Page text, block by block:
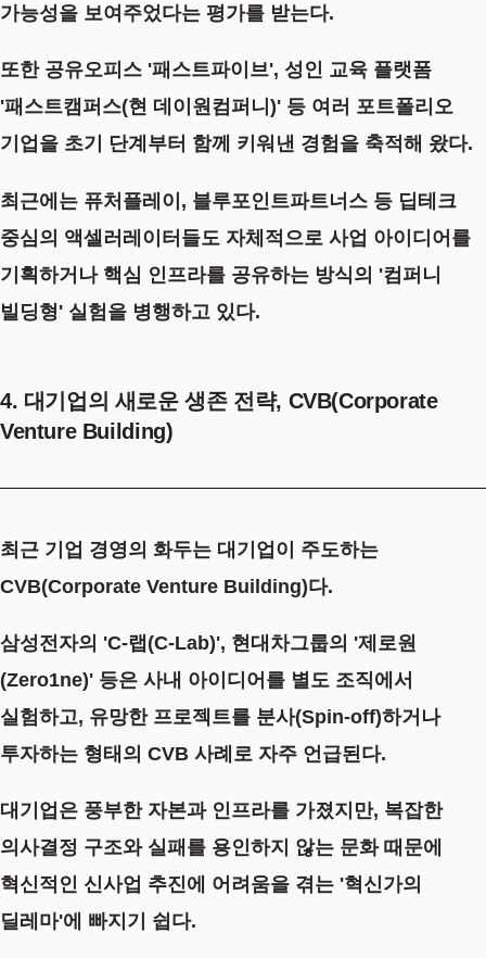
가능성을 보여주었다는 평가를 받는다.
또한 공유오피스 '패스트파이브', 성인 교육 플랫폼
'패스트캠퍼스(현 데이원컴퍼니)' 등 여러 포트폴리오
기업을 초기 단계부터 함께 키워낸 경험을 축적해 왔다.
최근에는 퓨처플레이, 블루포인트파트너스 등 딥테크
중심의 액셀러레이터들도 자체적으로 사업 아이디어를
기획하거나 핵심 인프라를 공유하는 방식의 '컴퍼니
빌딩형' 실험을 병행하고 있다.
4. 대기업의 새로운 생존 전략, CVB(Corporate
Venture Building)
최근 기업 경영의 화두는 대기업이 주도하는
CVB(Corporate Venture Building)다.
삼성전자의 'C-랩(C-Lab)', 현대차그룹의 '제로원
(Zero1ne)' 등은 사내 아이디어를 별도 조직에서
실험하고, 유망한 프로젝트를 분사(Spin-off)하거나
투자하는 형태의 CVB 사례로 자주 언급된다.
대기업은 풍부한 자본과 인프라를 가졌지만, 복잡한
의사결정 구조와 실패를 용인하지 않는 문화 때문에
혁신적인 신사업 추진에 어려움을 겪는 '혁신가의
딜레마'에 빠지기 쉽다.